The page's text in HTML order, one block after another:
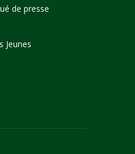
de presse
Jeunes